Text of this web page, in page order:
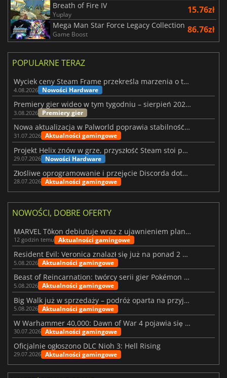
Breath of Fire IV
Yuplay 15.76zł
Mega Man Star Force Legacy Collection
Game Boost 86.76zł
POPULARNE TERAZ
Wyciek ceny Steam Frame przekreśla marzenia o tanim zestawie VR
4.08.2026 Nowości Hardware
Premiery gier wideo w tym tygodniu – sierpień 2026 r. (32. tydzień)
3.08.2026 Premiery gier
Nowa aktualizacja w Palworld poprawia stabilność Sunreach i walk z bossami
31.07.2026 Aktualności gamingowe
Projekt Helix znów w grze, przyszłość Steam stoi pod znakiem zapytania
29.07.2026 Nowości Hardware
Złośliwe oprogramowanie i przejęcie Discorda dotknęły Meccha Chameleon
28.07.2026 Aktualności gamingowe
NOWOŚCI, DOBRE OFERTY
MARVEL Tōkon debiutuje wraz z ujawnieniem planu rozwoju na pierwszy rok
12 godzin temu Aktualności gamingowe
Resident Evil: Veronica znalazł się już na ponad 2 milionach list życzeń
5.08.2026 Aktualności gamingowe
Beast of Reincarnation: twórcy serii gier Pokémon wkraczają na nową ścieżkę
5.08.2026 Aktualności gamingowe
Big Walk już w sprzedaży – podróż oparta na przyjaźni
5.08.2026 Aktualności gamingowe
W Warhammer 40,000: Dawn of War 4 pojawia się frakcja Nekronów
30.07.2026 Aktualności gamingowe
Oficjalnie ogłoszono DLC Nioh 3: Hell Rising
29.07.2026 Aktualności gamingowe